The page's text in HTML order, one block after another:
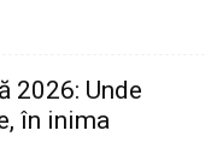
2026: Unde
în inima